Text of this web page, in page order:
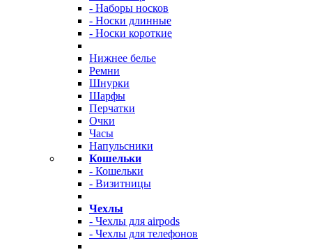
- Наборы носков
- Носки длинные
- Носки короткие
Нижнее белье
Ремни
Шнурки
Шарфы
Перчатки
Очки
Часы
Напульсники
Кошельки
- Кошельки
- Визитницы
Чехлы
- Чехлы для airpods
- Чехлы для телефонов